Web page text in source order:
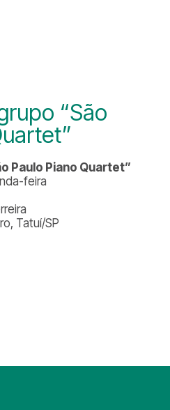
“São
Paulo Piano Quartet”
feira
Tatuí/SP